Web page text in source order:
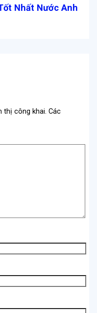
Nhất Nước Anh
thị công khai. Các